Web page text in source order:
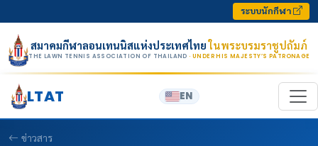
ระบบนักกีฬา
สมาคมกีฬาลอนเทนนิสแห่งประเทศไทยในพระบรมราชูปถัมภ์
THE LAWN TENNIS ASSOCIATION OF THAILAND · UNDER HIS MAJESTY’S PATRONAGE
LTAT EN
ข่าวสาร